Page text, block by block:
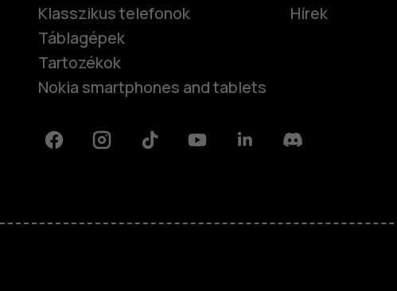
Klasszikus telefonok
Táblagépek
Tartozékok
Nokia smartphones and tablets
Hírek
FacebookInstagramTiktok YoutubeLinkedinDiscord